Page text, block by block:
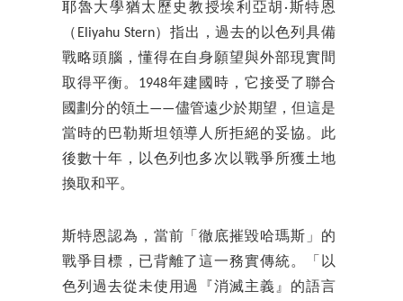
耶魯大學猶太歷史教授埃利亞胡·斯特恩
（Eliyahu Stern）指出，過去的以色列具備
戰略頭腦，懂得在自身願望與外部現實間
取得平衡。1948年建國時，它接受了聯合
國劃分的領土——儘管遠少於期望，但這是
當時的巴勒斯坦領導人所拒絕的妥協。此
後數十年，以色列也多次以戰爭所獲土地
換取和平。
斯特恩認為，當前「徹底摧毀哈瑪斯」的
戰爭目標，已背離了這一務實傳統。「以
色列過去從未使用過『消滅主義』的語言